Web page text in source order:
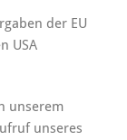
der EU
USA
unserem
unseres